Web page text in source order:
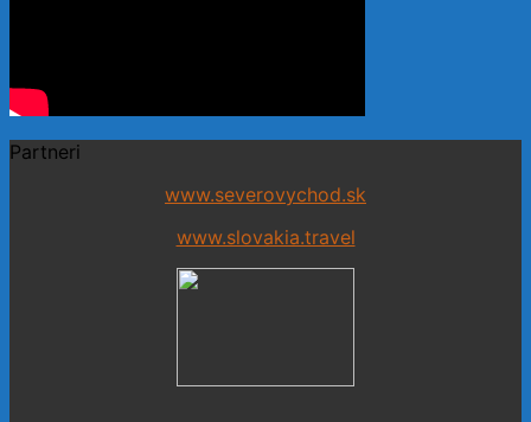
Partneri
www.severovychod.sk
www.slovakia.travel